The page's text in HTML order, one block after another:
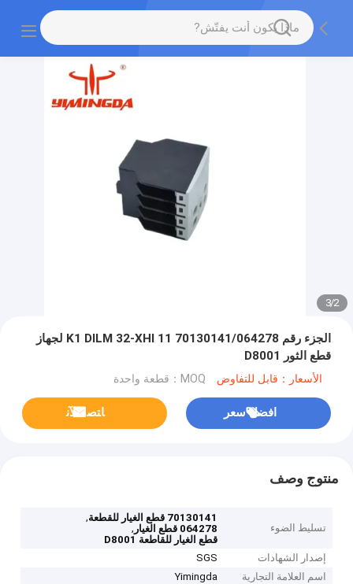
2
/
3
الجزء رقم 70130141/064278 K1 DILM 32-XHI 11 لجهاز
قطع الثور D8001
الأسعار：قابل للتفاوض MOQ：قطعة واحدة
افضل سعر ﺎﺘﺼﻟ ﺍﻶﻧ
منتوج وصف
تسليط الضوء
70130141 قطع الغيار للقطعة
,
064278 قطع الغيار
,
قطع الغيار للقاطعة D8001
إصدار الشهادات
SGS
اسم العلامة التجارية
Yimingda